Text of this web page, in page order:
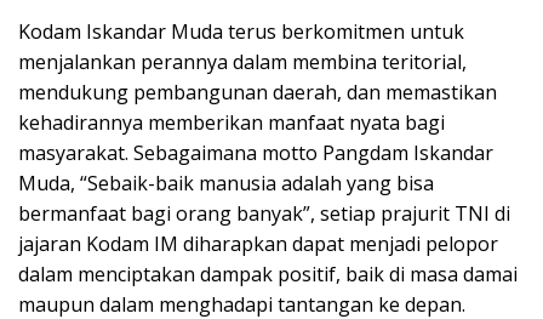
Kodam Iskandar Muda terus berkomitmen untuk
menjalankan perannya dalam membina teritorial,
mendukung pembangunan daerah, dan memastikan
kehadirannya memberikan manfaat nyata bagi
masyarakat. Sebagaimana motto Pangdam Iskandar
Muda, “Sebaik-baik manusia adalah yang bisa
bermanfaat bagi orang banyak”, setiap prajurit TNI di
jajaran Kodam IM diharapkan dapat menjadi pelopor
dalam menciptakan dampak positif, baik di masa damai
maupun dalam menghadapi tantangan ke depan.